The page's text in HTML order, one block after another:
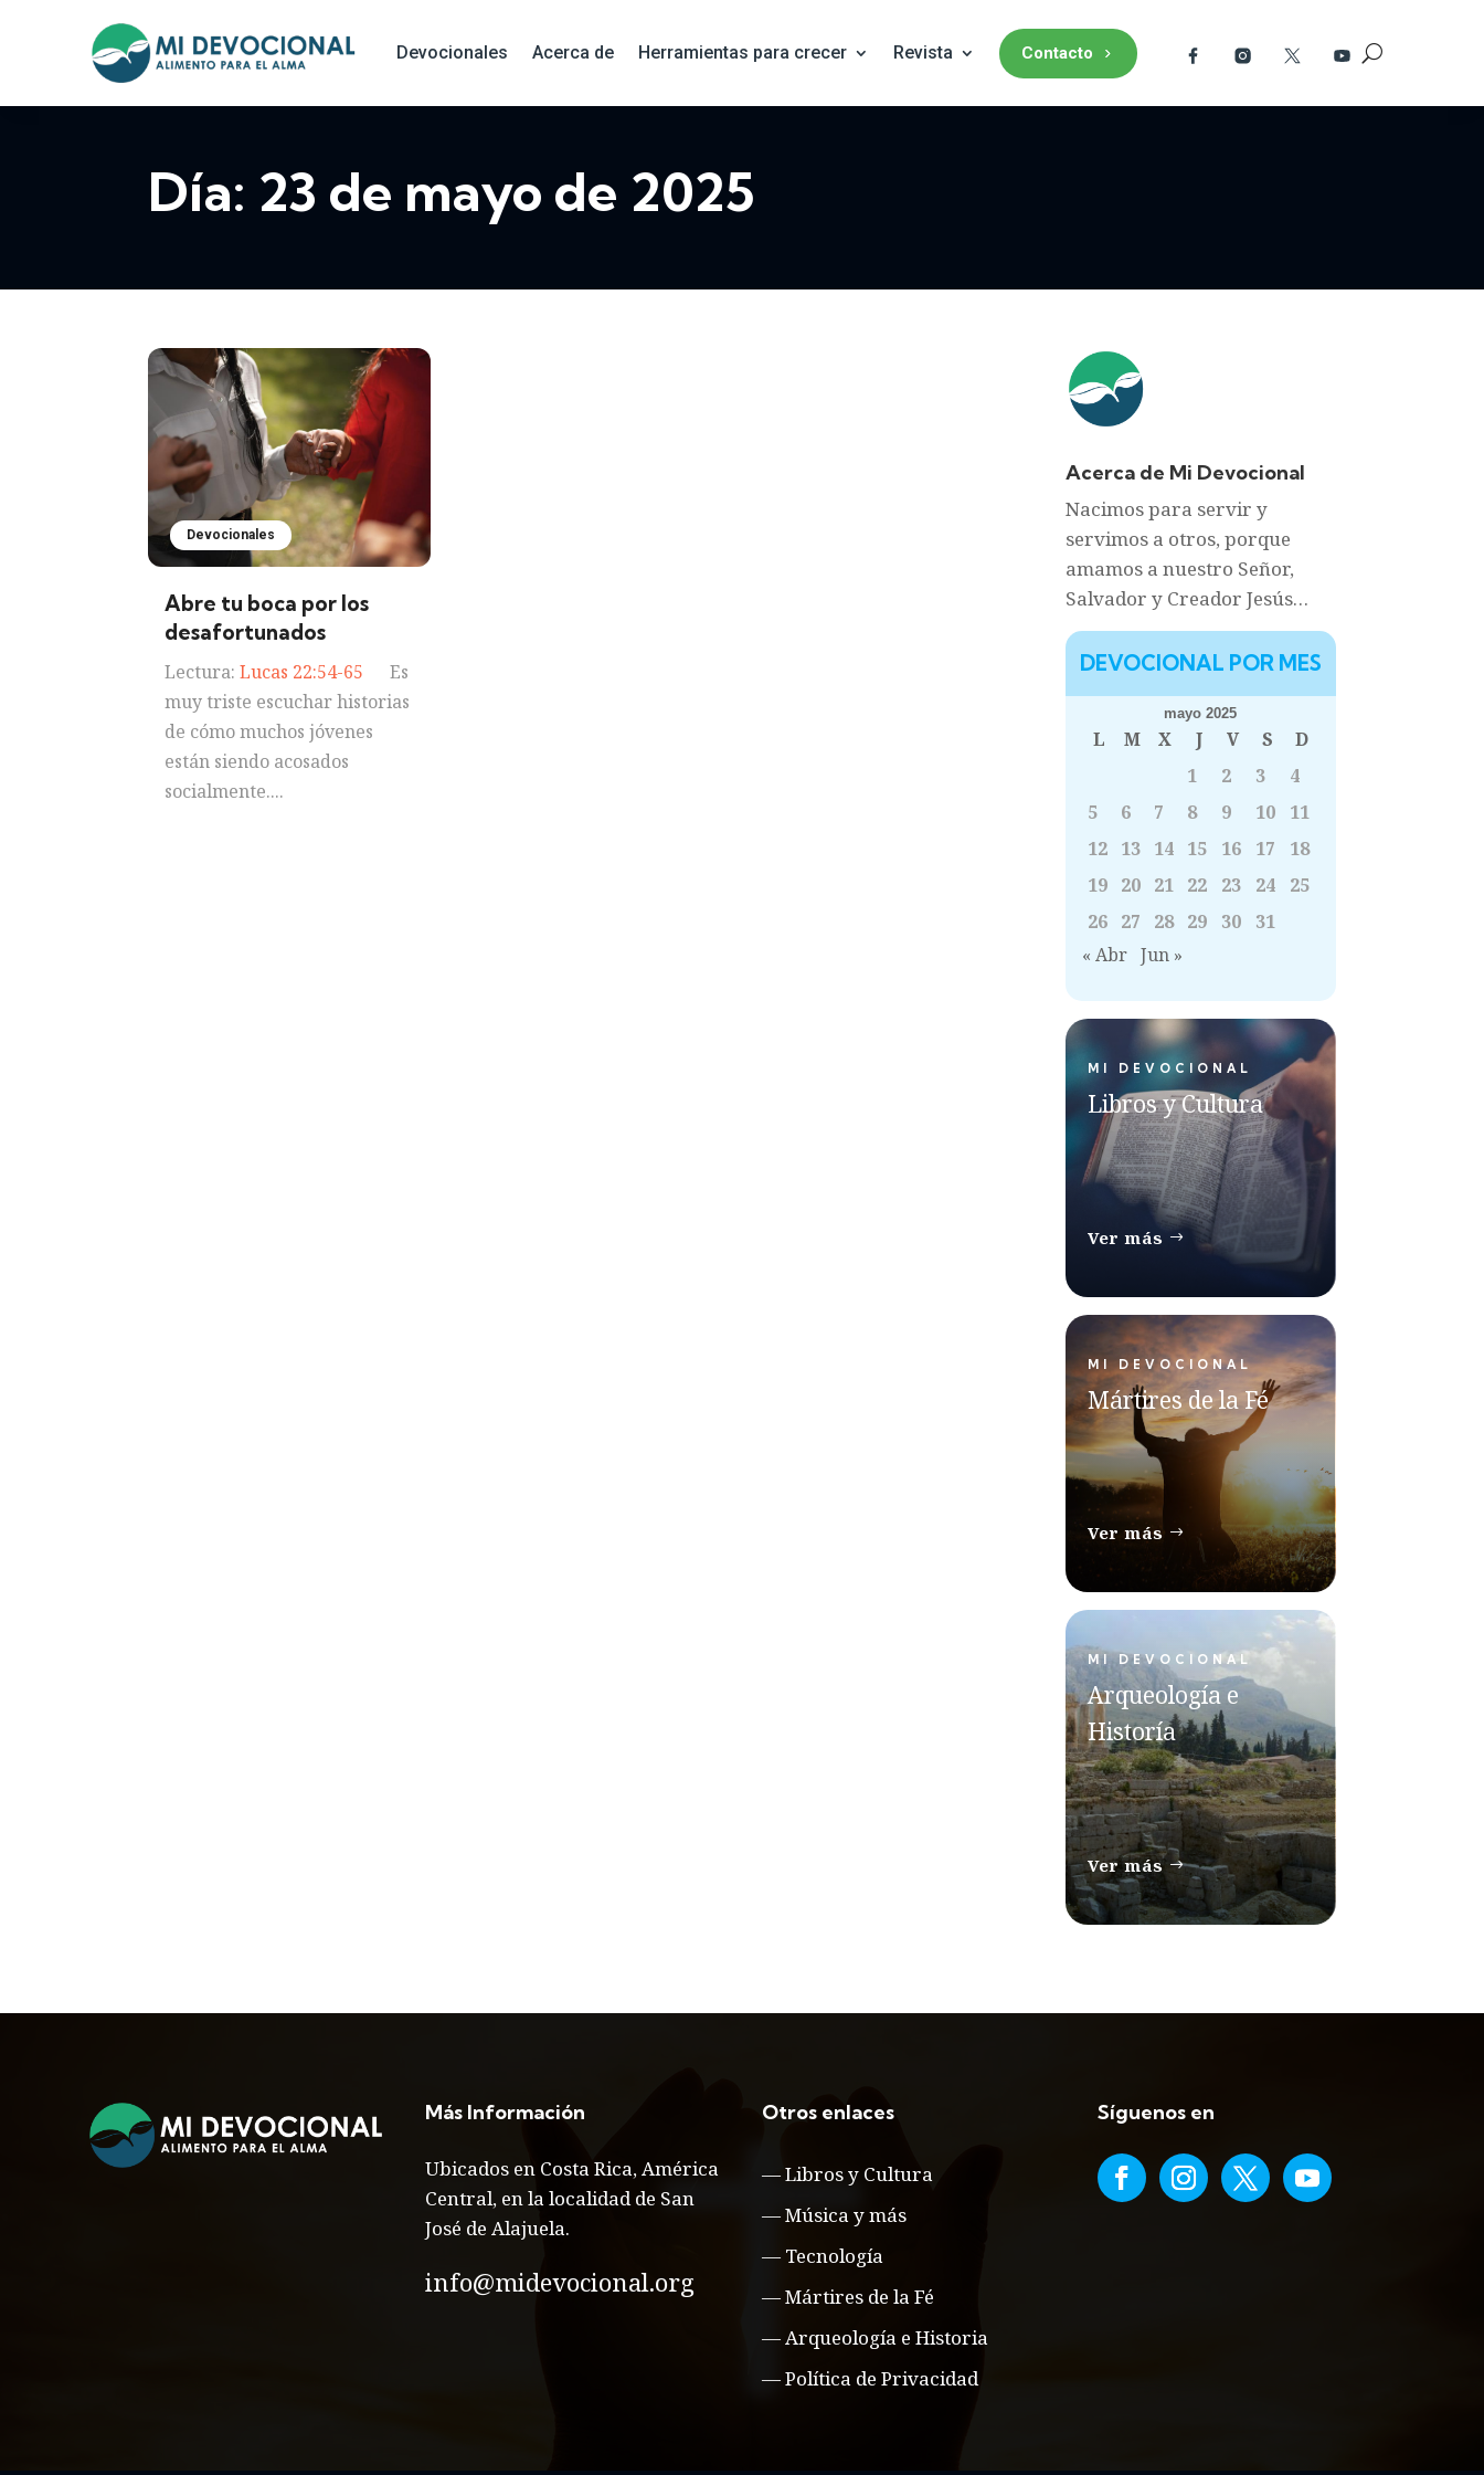
Devocionales Acerca de Herramientas para crecer Revista Contacto
Día: 23 de mayo de 2025
Devocionales
Abre tu boca por los
desafortunados
Lectura:Lucas 22:54-65 Es
muy triste escuchar historias
de cómo muchos jóvenes
están siendo acosados
socialmente....
Acerca de Mi Devocional
Nacimos para servir y
servimos a otros, porque
amamos a nuestro Señor,
Salvador y Creador Jesús…
DEVOCIONAL POR MES
mayo 2025
L M X J V S
D
1
2 3
4
5
6 7 8 9 10
11
12 13 14 15 16 17
18
19 20 21 22 23 24
25
26 27 28 29 30
31
« Abr Jun »
MI DEVOCIONAL
Libros y Cultura
Ver más
MI DEVOCIONAL
Mártires de la Fé
Ver más
MI DEVOCIONAL
Arqueología e
Historía
Ver más
Más Información
Ubicados en Costa Rica, América
Central, en la localidad de San
José de Alajuela.
info@midevocional.org
Otros enlaces
—Libros y Cultura
—Música y más
— Tecnología
—Mártires de la Fé
—Arqueología e Historia
—Política de Privacidad
Síguenos en